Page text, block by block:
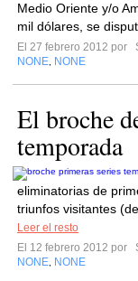
Medio Oriente y/o
mil dólares, se
El 27 febrero 2012 por
NONE NONE
El broche
temporada
eliminatorias de
triunfos visitantes
Leer el resto
El 12 febrero 2012 por
NONE NONE